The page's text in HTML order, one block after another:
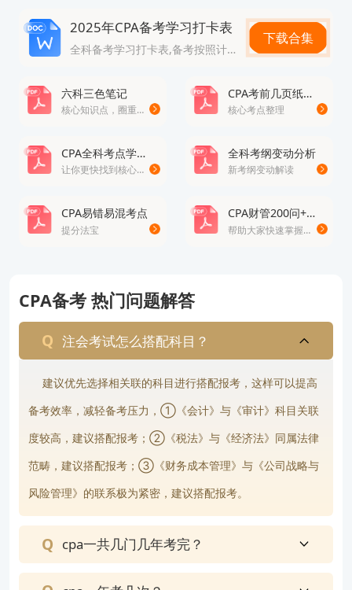
管理，审计报告无大题，
3、项目质量复核人责任；项目组外部复核；实质性
第三方保管存货的处理；强调事项段
立性，会计估计
计，质量管理，信息技术和抽样至少出了4道选择
5、综合题有一两个轻四原题其他的考了集团项目组
6、应收账款函证、银行存款函证、质量管理、存货
抽盘、会计估计、独立性、重要性水平
7、考了集团审计和会计估计，然后单选题有不少选
的时候看每一项都是错误的，认定考了车企固产按产
量摊销，然后收购70%的股份（被收购单位净资产2
亿），后续三年如果满足业绩要求就收购剩下的3
0%，条件给了资本公积（两年一致），少数股东权
益6kw
8、主观题——集团审计134模式、质量复核、会计
估计、风险评估中认定涉及停工改造、股份支付之类
的
2025年CPA备考学习打卡表
全科备考学习打卡表,备考按照计划走
下载合集
六科三色笔记
核心知识点，圈重点
CPA考前几页纸考点精讲
核心考点整理
CPA全科考点学习清单
让你更快找到核心考点
全科考纲变动分析
新考纲变动解读
CPA易错易混考点
提分法宝
CPA财管200问+公式大全
帮助大家快速掌握财管的知识
CPA备考 热门问题解答
注会考试怎么搭配科目？
建议优先选择相关联的科目进行搭配报考，这样可以提高
备考效率，减轻备考压力，①《会计》与《审计》科目关联
度较高，建议搭配报考；②《税法》与《经济法》同属法律
范畴，建议搭配报考；③《财务成本管理》与《公司战略与
风险管理》的联系极为紧密，建议搭配报考。
cpa一共几门几年考完？